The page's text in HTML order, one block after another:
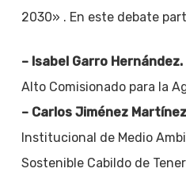
2030» . En este debate
– Isabel Garro Hernández.
Alto Comisionado para la
– Carlos Jiménez
Institucional de Medio
Sostenible Cabildo de